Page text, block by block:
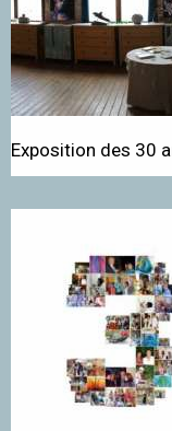
Exposition des 30